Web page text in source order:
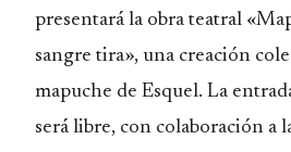
presentará la obra teatral
sangre tira», una creación
mapuche de Esquel. La
será libre, con colaboración a